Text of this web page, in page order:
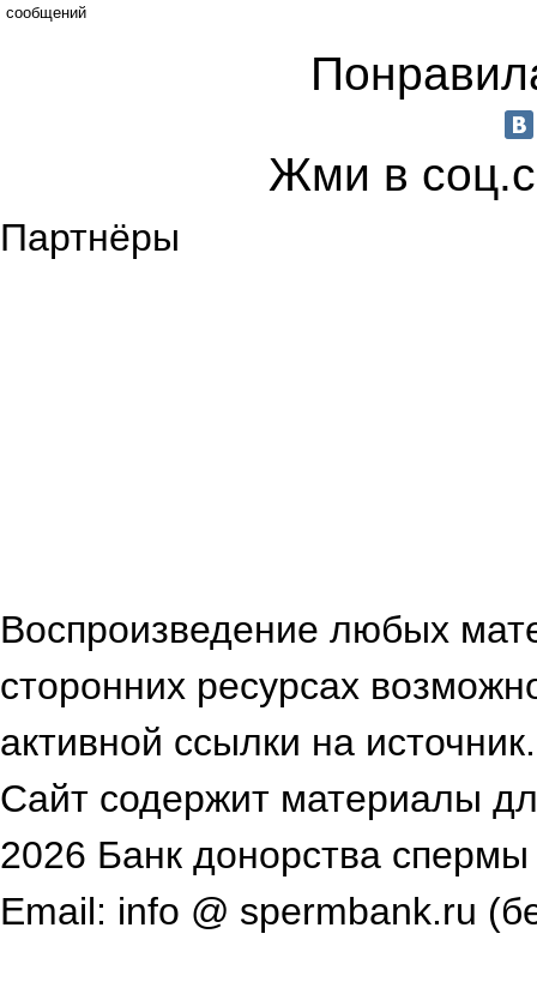
Жми в
Партнёры
Воспроизведение любых
сторонних ресурсах
активной ссылки на источник.
Сайт содержит материалы
2026 Банк донорства
Email: info @ spermbank.ru